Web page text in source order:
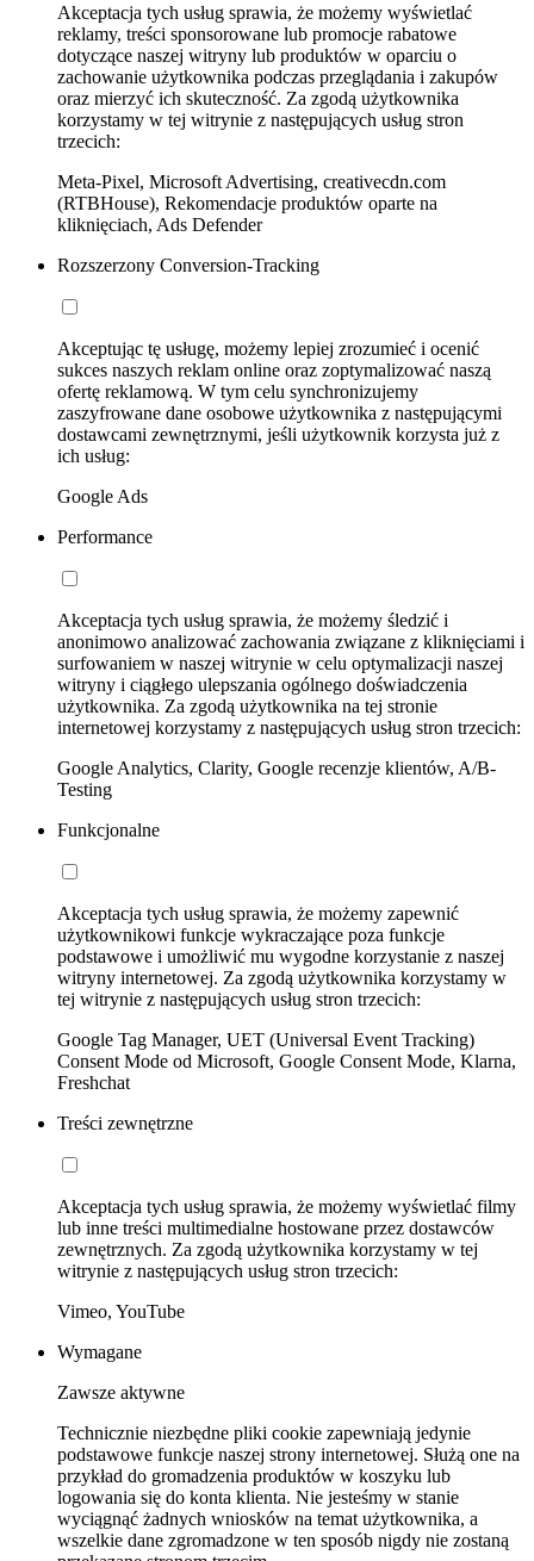
Akceptacja tych usług sprawia, że możemy wyświetlać
reklamy, treści sponsorowane lub promocje rabatowe
dotyczące naszej witryny lub produktów w oparciu o
zachowanie użytkownika podczas przeglądania i zakupów
oraz mierzyć ich skuteczność. Za zgodą użytkownika
korzystamy w tej witrynie z następujących usług stron
trzecich:
Meta-Pixel, Microsoft Advertising, creativecdn.com
(RTBHouse), Rekomendacje produktów oparte na
kliknięciach, Ads Defender
Rozszerzony Conversion-Tracking
Akceptując tę usługę, możemy lepiej zrozumieć i ocenić
sukces naszych reklam online oraz zoptymalizować naszą
ofertę reklamową. W tym celu synchronizujemy
zaszyfrowane dane osobowe użytkownika z następującymi
dostawcami zewnętrznymi, jeśli użytkownik korzysta już z
ich usług:
Google Ads
Performance
Akceptacja tych usług sprawia, że możemy śledzić i
anonimowo analizować zachowania związane z kliknięciami i
surfowaniem w naszej witrynie w celu optymalizacji naszej
witryny i ciągłego ulepszania ogólnego doświadczenia
użytkownika. Za zgodą użytkownika na tej stronie
internetowej korzystamy z następujących usług stron trzecich:
Google Analytics, Clarity, Google recenzje klientów, A/B-
Testing
Funkcjonalne
Akceptacja tych usług sprawia, że możemy zapewnić
użytkownikowi funkcje wykraczające poza funkcje
podstawowe i umożliwić mu wygodne korzystanie z naszej
witryny internetowej. Za zgodą użytkownika korzystamy w
tej witrynie z następujących usług stron trzecich:
Google Tag Manager, UET (Universal Event Tracking)
Consent Mode od Microsoft, Google Consent Mode, Klarna,
Freshchat
Treści zewnętrzne
Akceptacja tych usług sprawia, że możemy wyświetlać filmy
lub inne treści multimedialne hostowane przez dostawców
zewnętrznych. Za zgodą użytkownika korzystamy w tej
witrynie z następujących usług stron trzecich:
Vimeo, YouTube
Wymagane
Zawsze aktywne
Technicznie niezbędne pliki cookie zapewniają jedynie
podstawowe funkcje naszej strony internetowej. Służą one na
przykład do gromadzenia produktów w koszyku lub
logowania się do konta klienta. Nie jesteśmy w stanie
wyciągnąć żadnych wniosków na temat użytkownika, a
wszelkie dane zgromadzone w ten sposób nigdy nie zostaną